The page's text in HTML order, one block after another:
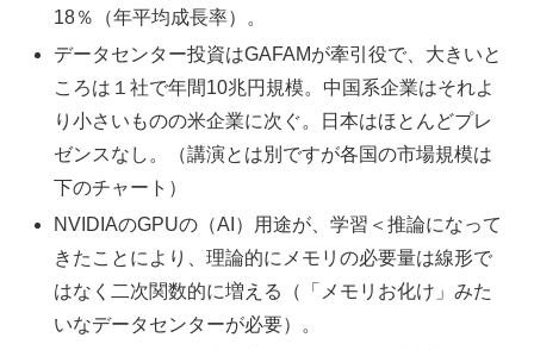
18％（年平均成長率）。
データセンター投資はGAFAMが牽引役で、大きいと
ころは１社で年間10兆円規模。中国系企業はそれよ
り小さいものの米企業に次ぐ。日本はほとんどプレ
ゼンスなし。（講演とは別ですが各国の市場規模は
下のチャート）
NVIDIAのGPUの（AI）用途が、学習＜推論になって
きたことにより、理論的にメモリの必要量は線形で
はなく二次関数的に増える（「メモリお化け」みた
いなデータセンターが必要）。